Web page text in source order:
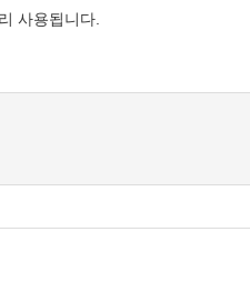
사용됩니다.